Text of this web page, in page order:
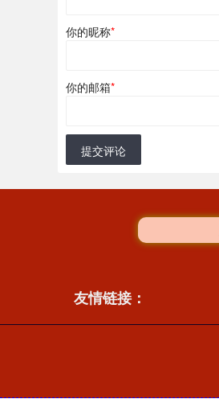
你的昵称*
你的邮箱*
提交评论
友情链接：